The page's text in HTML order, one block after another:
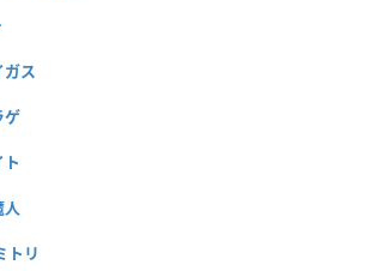
ガス
ゲ
人
トリ